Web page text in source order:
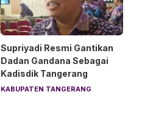
Supriyadi Resmi Gantikan
Dadan Gandana Sebagai
Kadisdik Tangerang
KABUPATEN TANGERANG